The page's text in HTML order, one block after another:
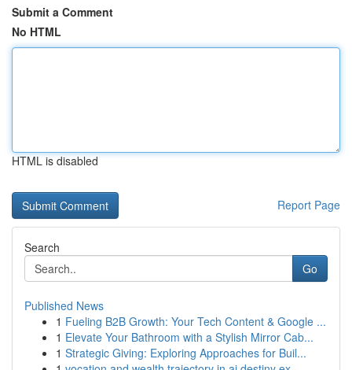
Submit a Comment
No HTML
HTML is disabled
Report Page
Search
Go
Published News
1 Fueling B2B Growth: Your Tech Content & Google ...
1 Elevate Your Bathroom with a Stylish Mirror Cab...
1 Strategic Giving: Exploring Approaches for Buil...